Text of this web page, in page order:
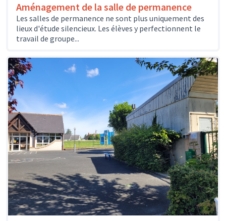
Aménagement de la salle de permanence
Les salles de permanence ne sont plus uniquement des
lieux d'étude silencieux. Les élèves y perfectionnent le
travail de groupe...